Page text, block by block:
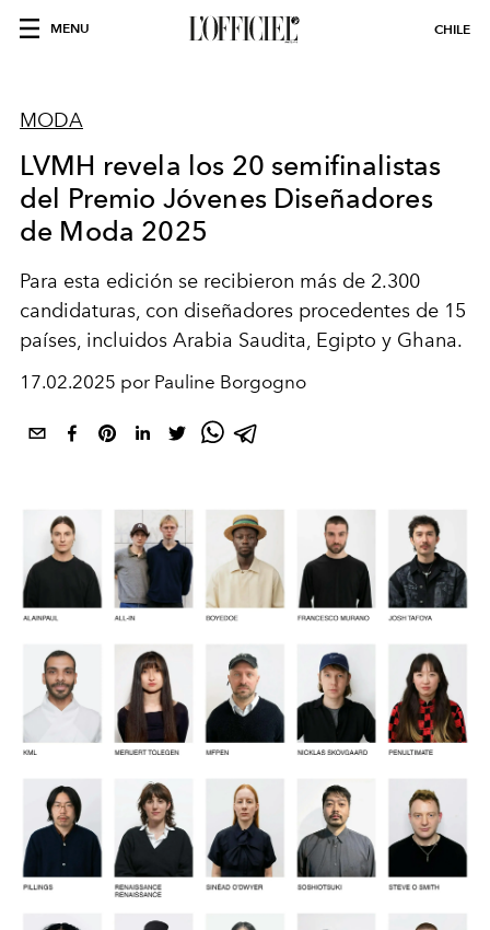
MENU CHILE
MODA
LVMH revela los 20 semifinalistas
del Premio Jóvenes Diseñadores
de Moda 2025
Para esta edición se recibieron más de 2.300
candidaturas, con diseñadores procedentes de 15
países, incluidos Arabia Saudita, Egipto y Ghana.
17.02.2025 por Pauline Borgogno